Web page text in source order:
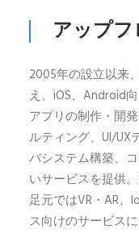
アップ
2005年の設立以来
え、iOS、Android
アプリの制作・開
ルティング、UI/UX
バシステム構築、
いサービスを提供
足元ではVR・AR、
ス向けのサービス